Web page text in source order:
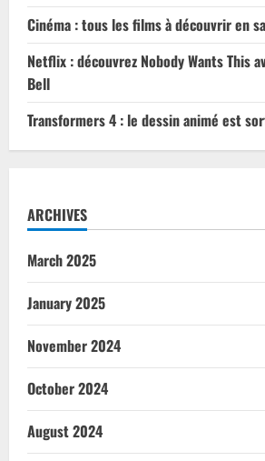
Cinéma : tous les films à découvrir en
Netflix : découvrez Nobody Wants This
Bell
Transformers 4 : le dessin animé est
ARCHIVES
March 2025
January 2025
November 2024
October 2024
August 2024